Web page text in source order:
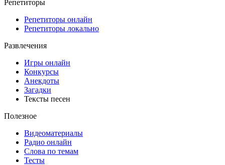
Репетиторы
Репетиторы онлайн
Репетиторы локально
Развлечения
Игры онлайн
Конкурсы
Анекдоты
Загадки
Тексты песен
Полезное
Видеоматериалы
Радио онлайн
Слова по темам
Тесты